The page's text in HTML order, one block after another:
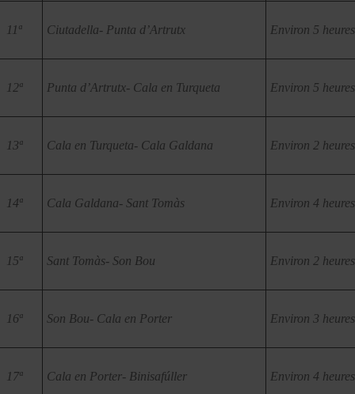
11ª Ciutadella- Punta d’Artrutx Environ 5
12ª Punta d’Artrutx- Cala en Turqueta Environ 5
13ª Cala en Turqueta- Cala Galdana Environ 2
14ª Cala Galdana- Sant Tomàs Environ 4
15ª Sant Tomàs- Son Bou Environ 2
16ª Son Bou- Cala en Porter Environ 3
17ª Cala en Porter- Binisafúller Environ 4